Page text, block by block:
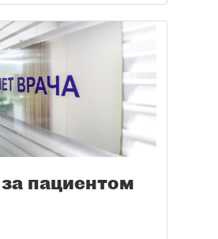
пациентом